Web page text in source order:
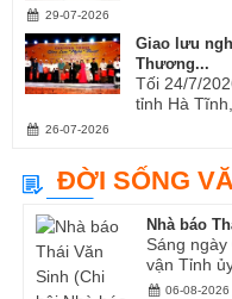
29-07-2026
Giao lưu
Thương...
Tối 24/7/
tỉnh Hà
26-07-2026
ĐỜI SỐNG
Nhà báo
Sáng
vận Tỉnh
06-08-2026